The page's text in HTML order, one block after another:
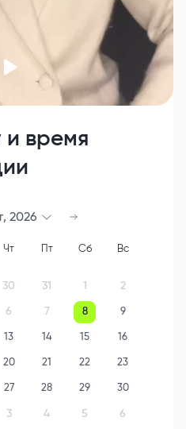
и время
, 2026
Чт Пт Сб Вс
30 31 1 2
6 7 8 9
13 14 15 16
20 21 22 23
27 28 29 30
3 4 5 6